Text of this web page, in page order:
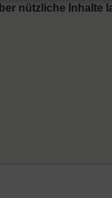
nützliche Inhalte